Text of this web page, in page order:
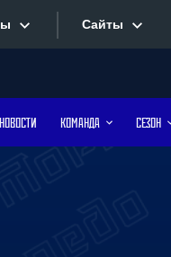
Боброва
Лада
Сайты
НОВОСТИ КОМАНДА СЕЗОН